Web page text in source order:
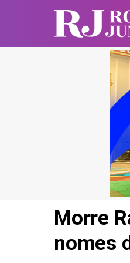
Morre
nomes